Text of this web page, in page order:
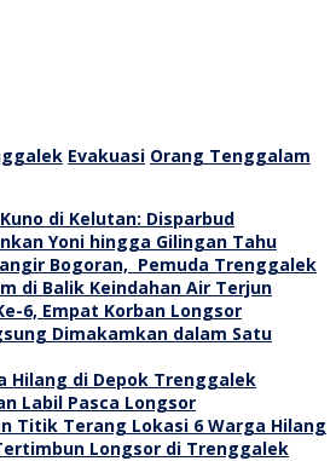
Evakuasi Orang Tenggalam
di Kelutan: Disparbud
Yoni hingga Gilingan Tahu
Bogoran, Pemuda Trenggalek
di Balik Keindahan Air Terjun
6, Empat Korban Longsor
Dimakamkan dalam Satu
Hilang di Depok Trenggalek
Labil Pasca Longsor
Titik Terang Lokasi 6 Warga Hilang
Longsor di Trenggalek